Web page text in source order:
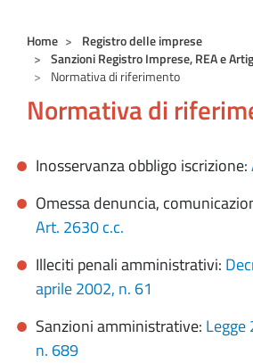
Home
Registro delle imprese
Sanzioni Registro Imprese, REA e
Normativa di riferimento
Normativa di
Inosservanza obbligo iscrizione:
Omessa denuncia,
Art. 2630 c.c.
Illeciti penali amministrativi:
aprile 2002, n. 61
Sanzioni amministrative:
n. 689